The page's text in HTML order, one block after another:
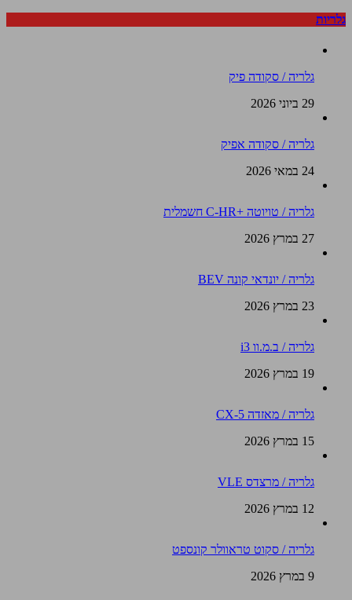
גלריות
גלריה / סקודה פיק
29 ביוני 2026
גלריה / סקודה אפיק
24 במאי 2026
גלריה / טויוטה +C-HR חשמלית
27 במרץ 2026
גלריה / יונדאי קונה BEV
23 במרץ 2026
גלריה / ב.מ.וו i3
19 במרץ 2026
גלריה / מאזדה CX-5
15 במרץ 2026
גלריה / מרצדס VLE
12 במרץ 2026
גלריה / סקוט טראוולר קונספט
9 במרץ 2026